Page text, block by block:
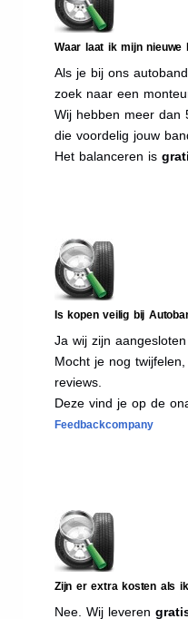
Waar laat ik mijn nieuwe
Als je bij ons
zoek naar een
Wij hebben meer dan
die voordelig jouw
Het balanceren is
Is kopen veilig bij
Ja wij zijn
Mocht je nog
reviews.
Deze vind je op de
Feedbackcompany
Zijn er extra kosten als
Nee. Wij leveren